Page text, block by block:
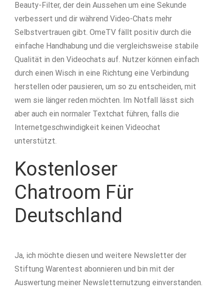
Beauty-Filter, der dein Aussehen um eine Sekunde
verbessert und dir während Video-Chats mehr
Selbstvertrauen gibt. OmeTV fällt positiv durch die
einfache Handhabung und die vergleichsweise stabile
Qualität in den Videochats auf. Nutzer können einfach
durch einen Wisch in eine Richtung eine Verbindung
herstellen oder pausieren, um so zu entscheiden, mit
wem sie länger reden möchten. Im Notfall lässt sich
aber auch ein normaler Textchat führen, falls die
Internetgeschwindigkeit keinen Videochat
unterstützt.
Kostenloser
Chatroom Für
Deutschland
Ja, ich möchte diesen und weitere Newsletter der
Stiftung Warentest abonnieren und bin mit der
Auswertung meiner Newsletternutzung einverstanden.